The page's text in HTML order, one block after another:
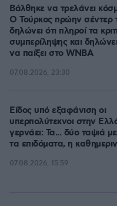
Βάλθηκε να τρελάνει
Ο Τούρκος πρώην σέντερ
δηλώνει ότι πληροί τα
συμπερίληψης και
να παίξει στο WNBA
07.08.2026, 23:30
Είδος υπό εξαφάνιση οι
υπερπολύτεκνοι στην
γερνάει: Τα... δύο ταψιά
τα επιδόματα, η
07.08.2026, 15:59